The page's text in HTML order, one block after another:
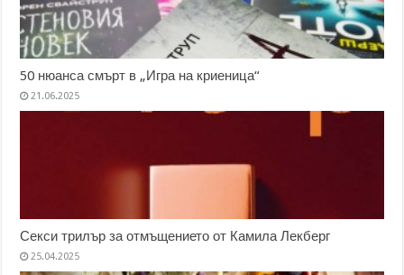
50 нюанса смърт в „Игра на криеница“
21.06.2025
Секси трилър за отмъщението от Камила Лекберг
25.04.2025